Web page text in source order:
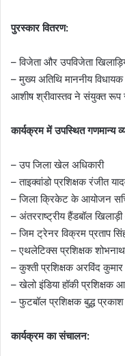
पुरस्कार वितरण:
– विजेता और उपविजेता
– मुख्य अतिथि माननीय
आशीष श्रीवास्तव ने संयुक्त रूप
कार्यक्रम में उपस्थित गणमान्य
– उप जिला खेल अधिकारी
– ताइक्वांडो प्रशिक्षक रंजीत
– जिला क्रिकेट के आयोजन
– अंतरराष्ट्रीय हैंडबॉल
– जिम ट्रेनर विक्रम प्रताप
– एथलेटिक्स प्रशिक्षक
– कुश्ती प्रशिक्षक अरविंद कुमार
– खेलो इंडिया हॉकी प्रशिक्षक
– फुटबॉल प्रशिक्षक बुद्ध प्रकाश
कार्यक्रम का संचालन: